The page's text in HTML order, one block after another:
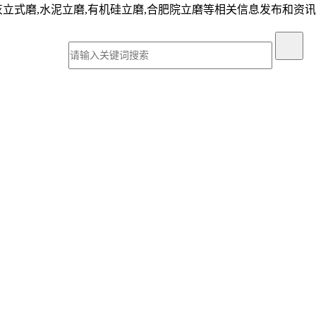
式磨,水泥立磨,有机硅立磨,合肥院立磨等相关信息发布和资讯